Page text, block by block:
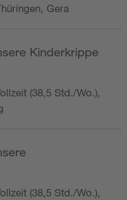
Gera
Kinderkrippe
(38,5 Std./Wo.),
(38,5 Std./Wo.),